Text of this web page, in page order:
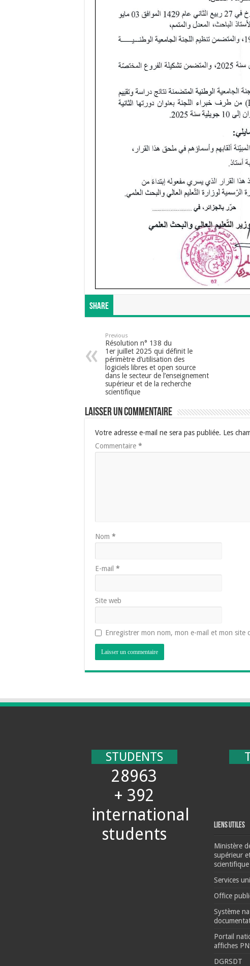
Share
Previous
Résolution n° 138 du
1er juillet 2025 qui définit le
périmètre d’utilisation des
logiciels libres et open source
dans le secteur de l’enseignement
supérieur et de la recherche
scientifique
Laisser un commentaire
Votre adresse e-mail ne sera pas publiée. Les
Commentaire *
Nom *
E-mail *
Site web
Enregistrer mon nom, mon e-mail et mon
STUDENTS
28963
+ 392
international
students
Liens Utiles
Ministère
supérieur
scientifique
Services
Office
Système
Portail
affiches
DGRSDT